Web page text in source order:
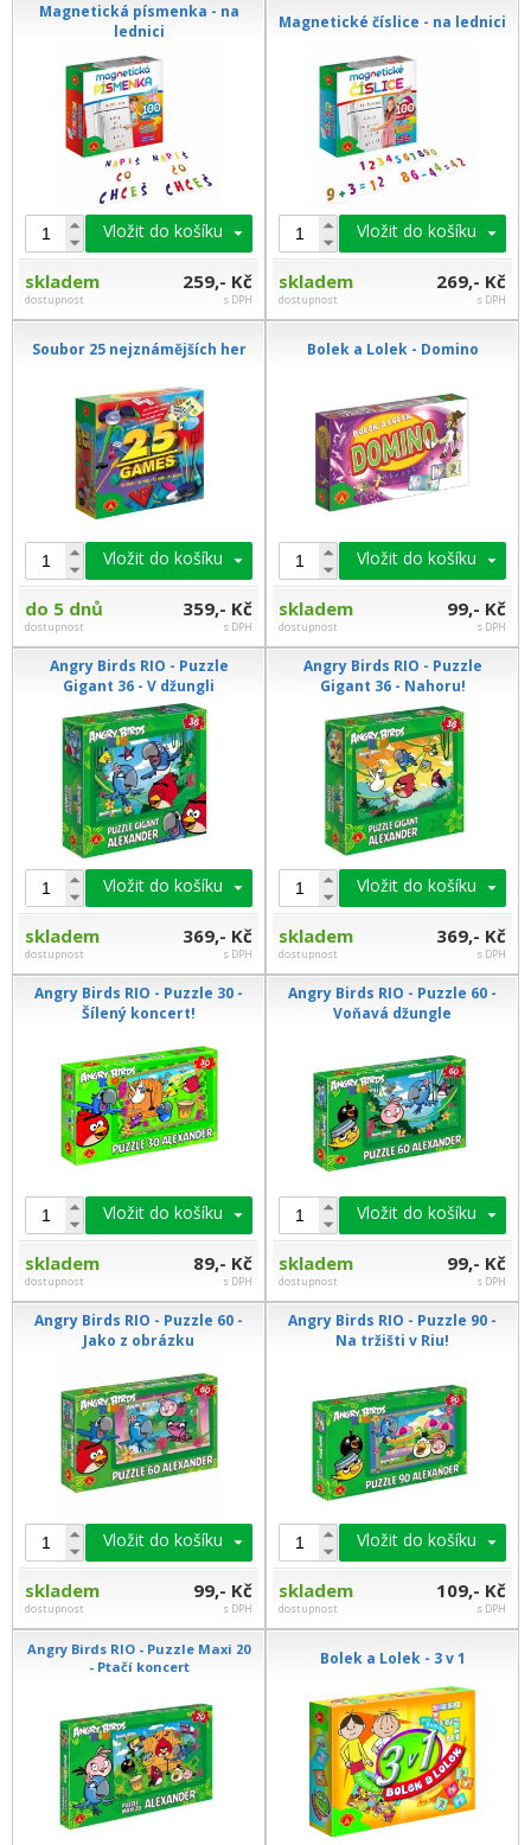
Magnetická písmenka - na
lednici
Vložit do košíku
skladem
dostupnost
259,- Kč
s DPH
Magnetické číslice - na lednici
Vložit do košíku
skladem
dostupnost
269,- Kč
s DPH
Soubor 25 nejznámějších her
Vložit do košíku
do 5 dnů
dostupnost
359,- Kč
s DPH
Bolek a Lolek - Domino
Vložit do košíku
skladem
dostupnost
99,- Kč
s DPH
Angry Birds RIO - Puzzle
Gigant 36 - V džungli
Vložit do košíku
skladem
dostupnost
369,- Kč
s DPH
Angry Birds RIO - Puzzle
Gigant 36 - Nahoru!
Vložit do košíku
skladem
dostupnost
369,- Kč
s DPH
Angry Birds RIO - Puzzle 30 -
Šílený koncert!
Vložit do košíku
skladem
dostupnost
89,- Kč
s DPH
Angry Birds RIO - Puzzle 60 -
Voňavá džungle
Vložit do košíku
skladem
dostupnost
99,- Kč
s DPH
Angry Birds RIO - Puzzle 60 -
Jako z obrázku
Vložit do košíku
skladem
dostupnost
99,- Kč
s DPH
Angry Birds RIO - Puzzle 90 -
Na tržišti v Riu!
Vložit do košíku
skladem
dostupnost
109,- Kč
s DPH
Angry Birds RIO - Puzzle Maxi 20
- Ptačí koncert
Bolek a Lolek - 3 v 1